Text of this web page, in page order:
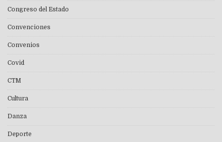
Congreso del Estado
Convenciones
Convenios
Covid
CTM
Cultura
Danza
Deporte